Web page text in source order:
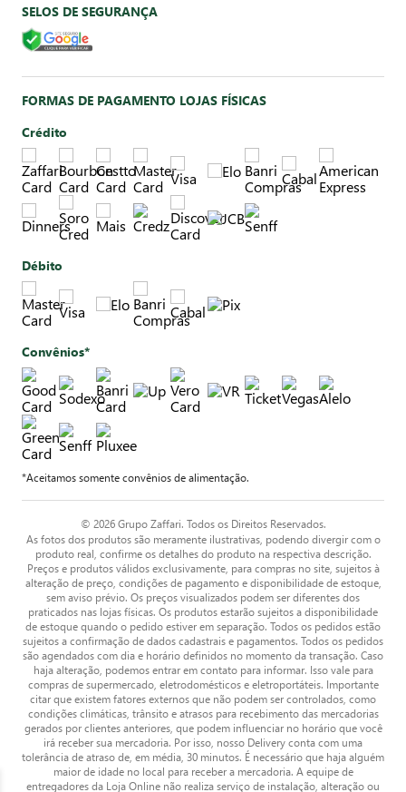
SELOS DE SEGURANÇA
FORMAS DE PAGAMENTO LOJAS FÍSICAS
Crédito
Débito
Convênios*
*Aceitamos somente convênios de alimentação.
© 2026 Grupo Zaffari. Todos os Direitos Reservados.
As fotos dos produtos são meramente ilustrativas, podendo divergir com o
produto real, confirme os detalhes do produto na respectiva descrição.
Preços e produtos válidos exclusivamente, para compras no site, sujeitos à
alteração de preço, condições de pagamento e disponibilidade de estoque,
sem aviso prévio. Os preços visualizados podem ser diferentes dos
praticados nas lojas físicas. Os produtos estarão sujeitos a disponibilidade
de estoque quando o pedido estiver em separação. Todos os pedidos estão
sujeitos a confirmação de dados cadastrais e pagamentos. Todos os pedidos
são agendados com dia e horário definidos no momento da transação. Caso
haja alteração, podemos entrar em contato para informar. Isso vale para
compras de supermercado, eletrodomésticos e eletroportáteis. Importante
citar que existem fatores externos que não podem ser controlados, como
condições climáticas, trânsito e atrasos para recebimento das mercadorias
gerados por clientes anteriores, que podem influenciar no horário que você
irá receber sua mercadoria. Por isso, nosso Delivery conta com uma
tolerância de atraso de, em média, 30 minutos. É necessário que haja alguém
maior de idade no local para receber a mercadoria. A equipe de
entregadores da Loja Online não realiza serviço de instalação, alteração ou